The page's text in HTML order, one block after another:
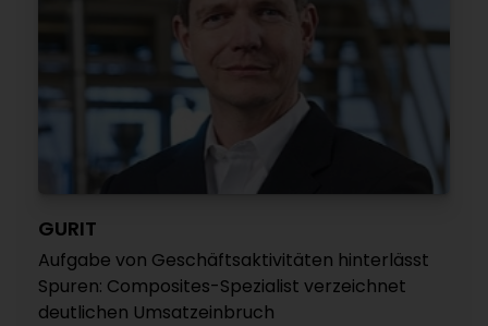
GURIT
Aufgabe von Geschäftsaktivitäten hinterlässt
Spuren: Composites-Spezialist verzeichnet
deutlichen Umsatzeinbruch